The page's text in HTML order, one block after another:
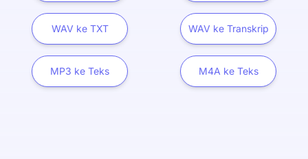
WAV ke TXT WAV ke Transkrip
MP3 ke Teks M4A ke Teks